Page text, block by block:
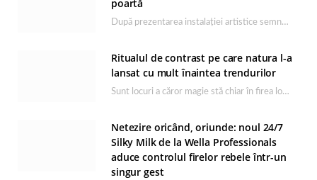
poartă
După prezentarea instalației artistice semnată de Catrinel Săbăciag în cadrul evenimentului de lansare HONOR Magic…
Ritualul de contrast pe care natura l-a
lansat cu mult înaintea trendurilor
Sunt locuri a căror magie stă chiar în firea lor naturală, iar Lacul Ursu din…
Netezire oricând, oriunde: noul 24/7
Silky Milk de la Wella Professionals
aduce controlul firelor rebele într-un
singur gest